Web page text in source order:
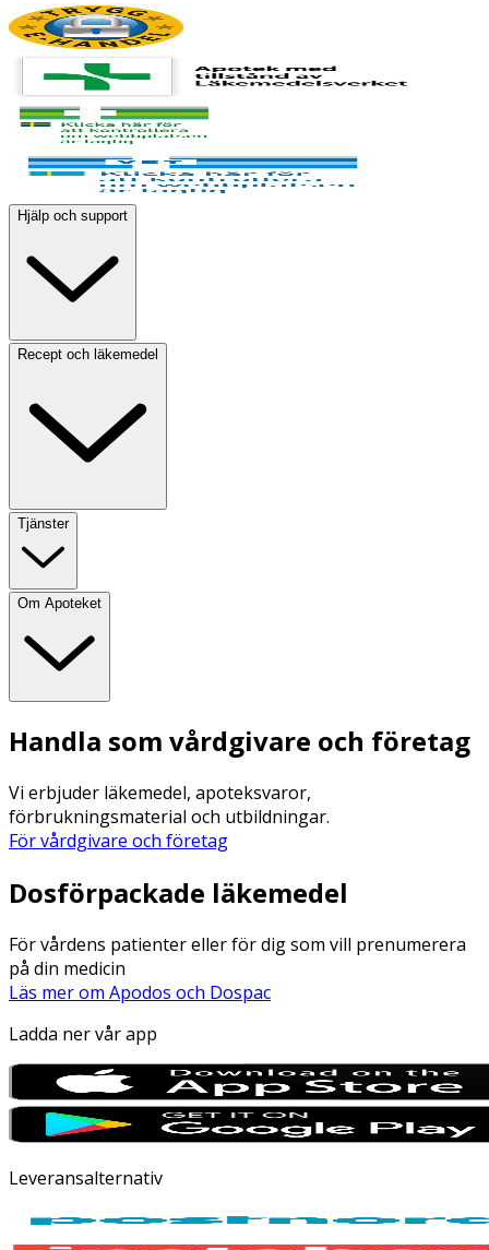
Hjälp och support
Recept och läkemedel
Tjänster
Om Apoteket
Handla som vårdgivare och företag
Vi erbjuder läkemedel, apoteksvaror,
förbrukningsmaterial och utbildningar.
För vårdgivare och företag
Dosförpackade läkemedel
För vårdens patienter eller för dig som vill prenumerera
på din medicin
Läs mer om Apodos och Dospac
Ladda ner vår app
Leveransalternativ